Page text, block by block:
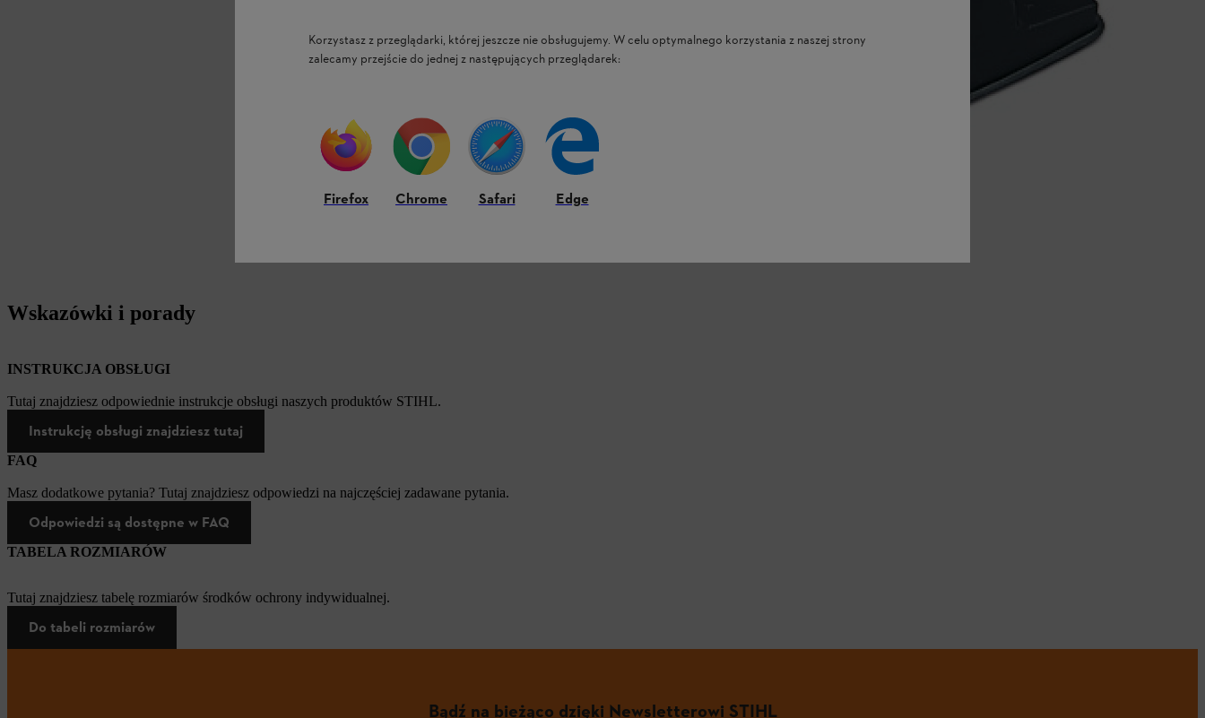
Wskazówki i porady
INSTRUKCJA OBSŁUGI
Tutaj znajdziesz odpowiednie instrukcje obsługi naszych produktów STIHL.
Instrukcję obsługi znajdziesz tutaj
FAQ
Masz dodatkowe pytania? Tutaj znajdziesz odpowiedzi na najczęściej zadawane pytania.
Odpowiedzi są dostępne w FAQ
TABELA ROZMIARÓW
Tutaj znajdziesz tabelę rozmiarów środków ochrony indywidualnej.
Do tabeli rozmiarów
Bądź na bieżąco dzięki Newsletterowi STIHL
Korzystasz z przeglądarki, której jeszcze nie obsługujemy. W celu optymalnego korzystania z naszej strony
zalecamy przejście do jednej z następujących przeglądarek:
Firefox Chrome Safari Edge